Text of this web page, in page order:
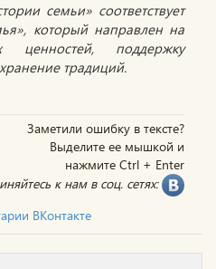
семьи» соответствует
который направлен на
ценностей, поддержку
традиций.
Заметили ошибку в тексте?
Выделите ее мышкой и
нажмите Ctrl + Enter
к нам в соц. сетях:
ВКонтакте